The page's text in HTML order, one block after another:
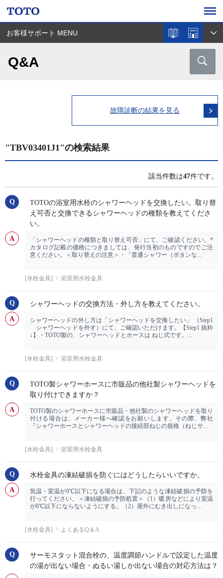
お客様サポート MENU
Q&A
故障診断の結果を見る
"TBV03401J1"の検索結果
該当件数は47件です。
TOTOの浴室用水栓のシャワーヘッドを交換したい。取り替
え可否と交換できるシャワーヘッドの種類を教えてくださ
い。
「シャワーヘッドの種類と取り替え可否」にて、ご確認ください。*
カタログ記載の価格につきましては、発行当初のものですのでご注
意ください。＜取り替えの注意＞・「普通シャワー（ボタンな...
[水栓金具] 浴室用水栓金具
シャワーヘッドの交換方法・外し方を教えてください。
シャワーヘッドの外し方は「シャワーヘッドを交換したい」 （Step1
シャワーヘッドを外す）にて、ご確認いただけます。【Step1 抜粋
↓】・TOTO製の、シャワーヘッドとホースは ねじ式です。...
[水栓金具] 浴室用水栓金具
TOTO製シャワーホースに市販品の他社製シャワーヘッドを
取り付けできますか？
TOTO製のシャワーホースに市販品・他社製のシャワーヘッドを取り
付ける場合は、メーカー様へ確認をお願いします。その際、弊社
『シャワーホースとシャワーヘッドの接続部ねじの規格（ねじサ...
[水栓金具] 浴室用水栓金具
水栓金具の凍結破損を防ぐにはどうしたらいいですか。
気温・室温が0℃以下になる場合は、下記のような凍結破損の予防を
行ってください。＜凍結破損の予防処置＞（1）暖房などにより室温
が0℃以下にならないようにする。（2）屋外にむき出しになっ...
[水栓金具] よくあるQ＆A
サーモスタット混合栓の、温度調節ハンドルで設定した温度
の湯が出ない場合・ぬるい湯しか出ない場合の対応方法は？